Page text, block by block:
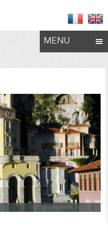
MENU
Next